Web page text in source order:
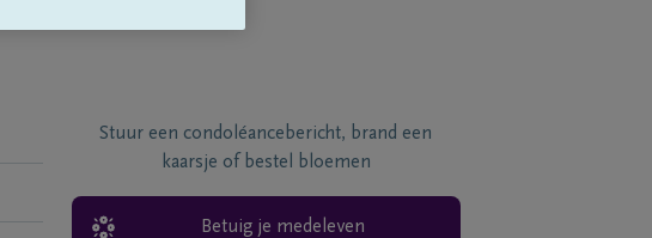
Stuur een condoléancebericht, brand een
kaarsje of bestel bloemen
Betuig je medeleven